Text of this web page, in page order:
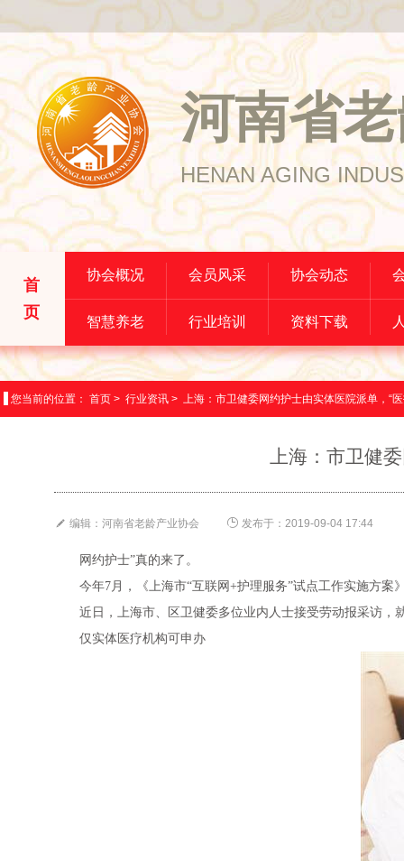
河南省
HENAN AGING
首
页
协会概况 会员风采 协会动态
智慧养老 行业培训 资料下载
您当前的位置： 首页 > 行业资讯 > 上海：市卫健委网约护士由实体医院派单，“
上海：市卫健
 编辑：河南省老龄产业协会  发布于：2019-09-04 17:44
网约护士”真的来了。
今年7月，《上海市“互联网+护理服务”试点工作实施方
近日，上海市、区卫健委多位业内人士接受劳动报采访，
仅实体医疗机构可申办